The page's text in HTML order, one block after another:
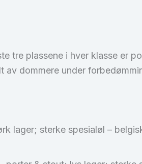
tre plassene i hver klasse er
av dommere under
lager; sterke spesialøl –